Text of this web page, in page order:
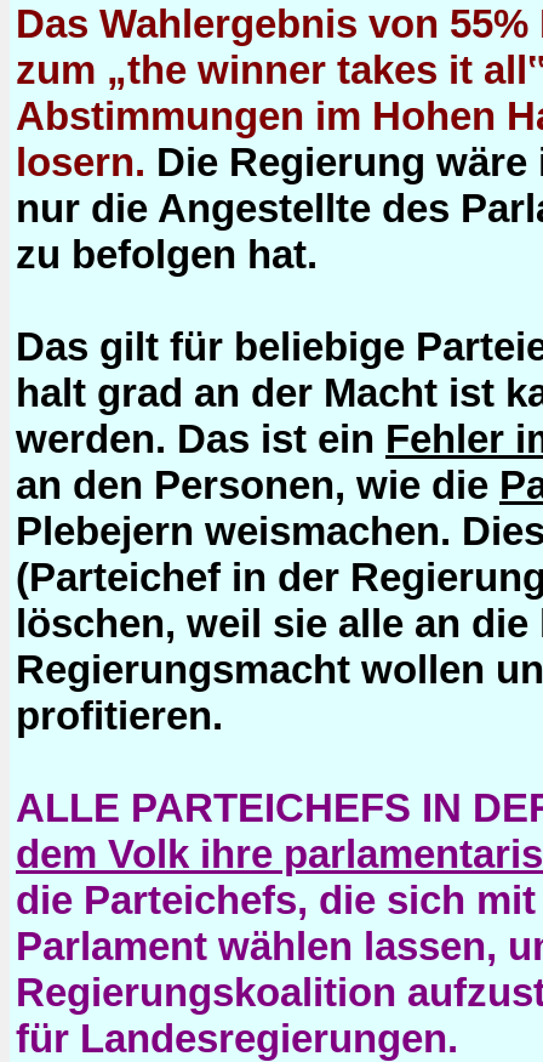
Das Wahlergebnis von
zum „the winner takes it
Abstimmungen im Hohen
losern. Die Regierung
nur die Angestellte des
zu befolgen hat.
Das gilt für beliebige
halt grad an der Macht ist
werden. Das ist ein Fehler
an den Personen, wie die
Plebejern weismachen.
(Parteichef in der
löschen, weil sie alle an
Regierungsmacht wollen
profitieren.
ALLE PARTEICHEFS IN
dem Volk ihre
die Parteichefs, die sich
Parlament wählen lassen,
Regierungskoalition
für Landesregierungen.